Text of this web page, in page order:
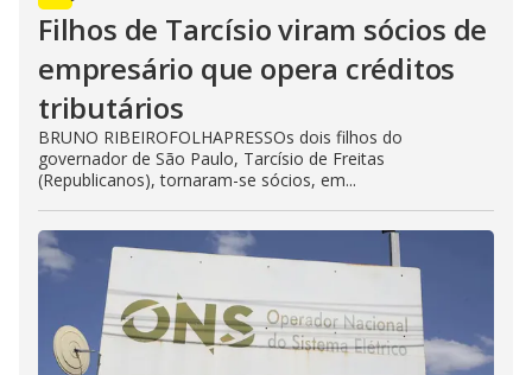
Filhos de Tarcísio viram sócios de
empresário que opera créditos
tributários
BRUNO RIBEIROFOLHAPRESSOs dois filhos do
governador de São Paulo, Tarcísio de Freitas
(Republicanos), tornaram-se sócios, em...